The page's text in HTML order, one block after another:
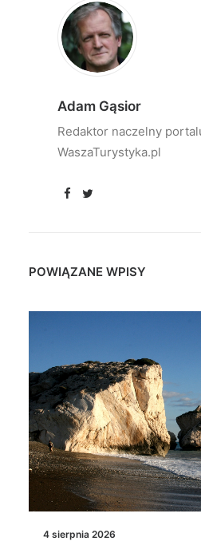
Adam Gąsior
Redaktor naczelny
WaszaTurystyka.pl
POWIĄZANE WPISY
4 sierpnia 2026